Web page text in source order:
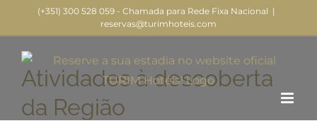
(+351) 300 528 059 - Chamada para Rede Fixa Nacional |
reservas@turimhoteis.com
Atividades à descoberta
da Região